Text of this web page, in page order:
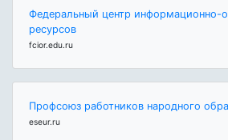
Федеральный центр информационно-
ресурсов
fcior.edu.ru
Профсоюз работников народного
eseur.ru